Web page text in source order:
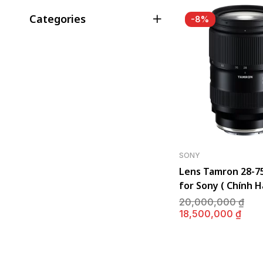
Categories -8%
SONY
Lens Tamron 28-
for Sony ( Chính
20,000,000₫
18,500,000 ₫